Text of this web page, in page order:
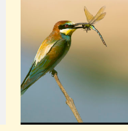
du mois de mars sur le thème :
à la Grâce-Dieu
photographie documentaire